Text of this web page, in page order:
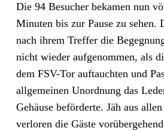
Die 94 Besucher bekamen nun
Minuten bis zur Pause zu sehen.
nach ihrem Treffer die
nicht wieder aufgenommen, als
dem FSV-Tor auftauchten und
allgemeinen Unordnung das
Gehäuse beförderte. Jäh aus
verloren die Gäste